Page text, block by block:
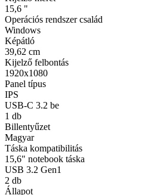
15,6 "
Operációs rendszer család
Windows
Képátló
39,62 cm
Kijelző felbontás
1920x1080
Panel típus
IPS
USB-C 3.2 be
1 db
Billentyűzet
Magyar
Táska kompatibilitás
15,6" notebook táska
USB 3.2 Gen1
2 db
Állapot